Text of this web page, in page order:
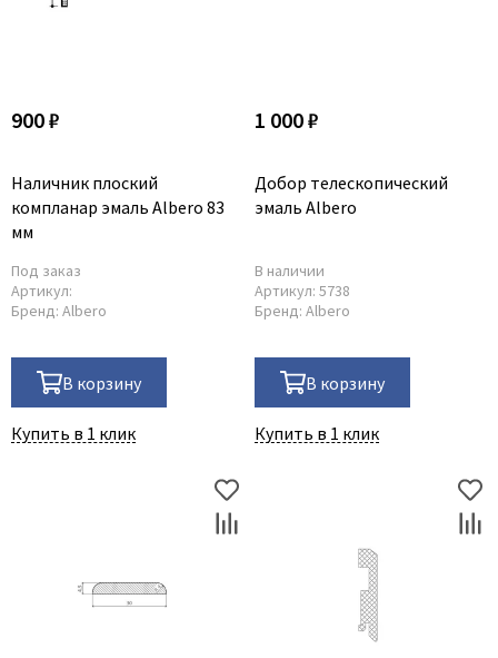
900 ₽
Наличник плоский
компланар эмаль Albero 83
мм
Под заказ
Артикул:
Бренд: Albero
В корзину
Купить в 1 клик
1 000 ₽
Добор телескопический
эмаль Albero
В наличии
Артикул: 5738
Бренд: Albero
В корзину
Купить в 1 клик